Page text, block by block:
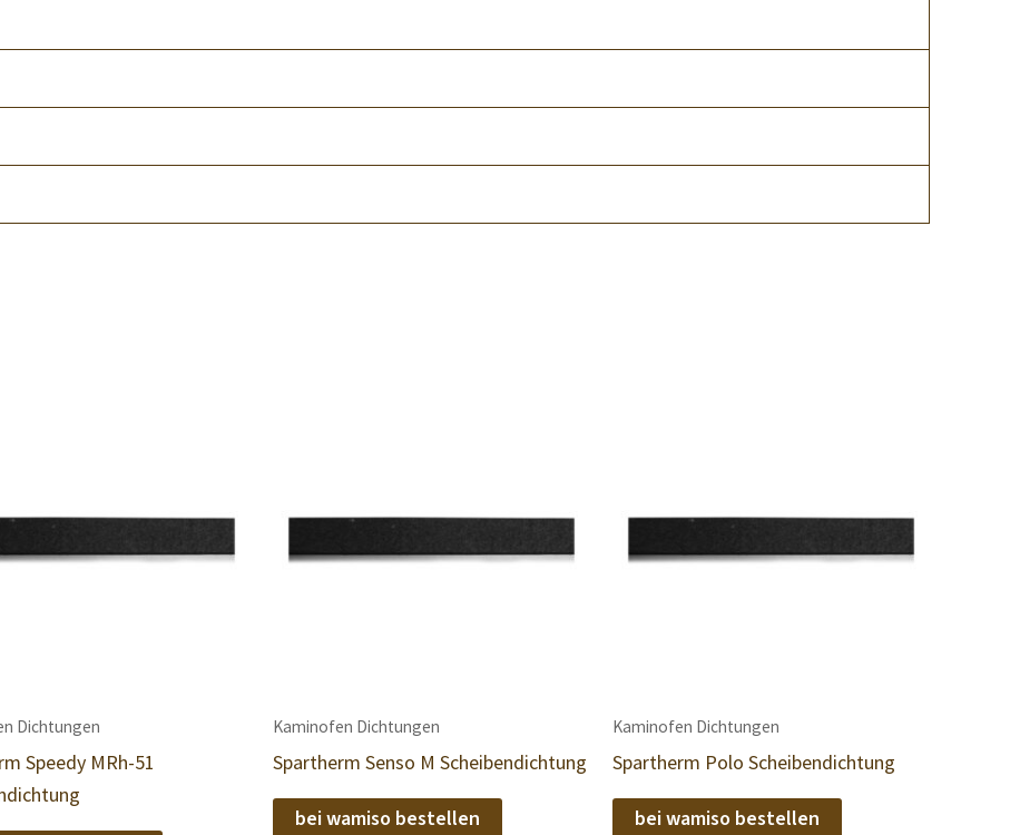
Dichtungen
Speedy MRh-51
Kaminofen Dichtungen
Spartherm Senso M Scheibendichtung
bei wamiso bestellen
Kaminofen Dichtungen
Spartherm Polo Scheibendichtung
bei wamiso bestellen